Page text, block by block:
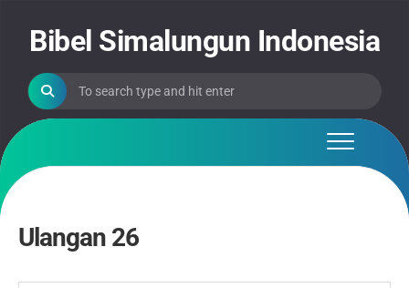
contentBibel Simalungun Indonesia
Ulangan 26